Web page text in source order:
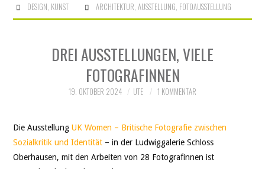
DESIGN, KUNST ARCHITEKTUR, AUSSTELLUNG, FOTOAUSSTELLUNG
DREI AUSSTELLUNGEN, VIELE
FOTOGRAFINNEN
19. OKTOBER 2024 UTE 1 KOMMENTAR
Die AusstellungUK Women – Britische Fotografie zwischen
Sozialkritik und Identität – in der Ludwiggalerie Schloss
Oberhausen, mit den Arbeiten von 28 Fotografinnen ist